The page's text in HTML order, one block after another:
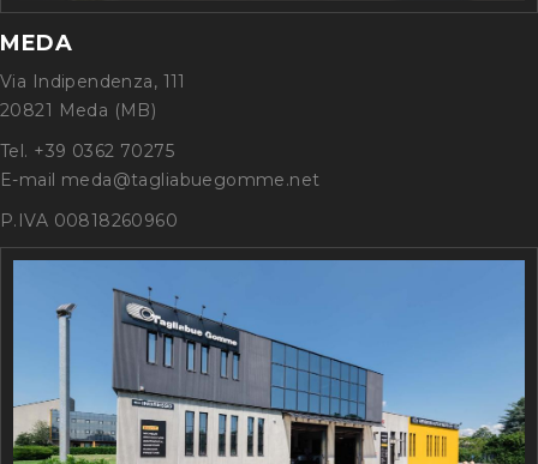
MEDA
Via Indipendenza, 111
20821 Meda (MB)
Tel. +39 0362 70275
E-mail meda@tagliabuegomme.net
P.IVA 00818260960